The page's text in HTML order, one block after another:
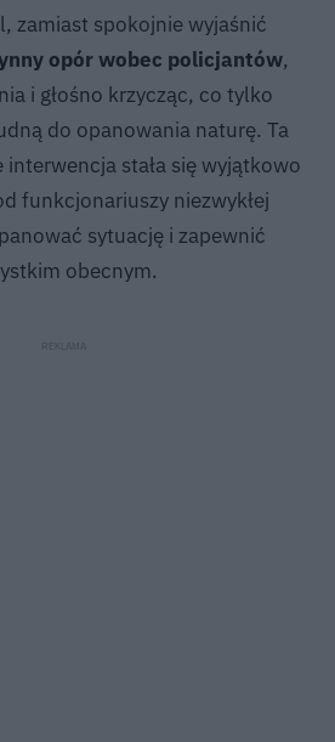
zamiast spokojnie wyjaśnić
opór wobec policjantów,
i głośno krzycząc, co tylko
do opanowania naturę. Ta
interwencja stała się wyjątkowo
funkcjonariuszy niezwykłej
sytuację i zapewnić
obecnym.